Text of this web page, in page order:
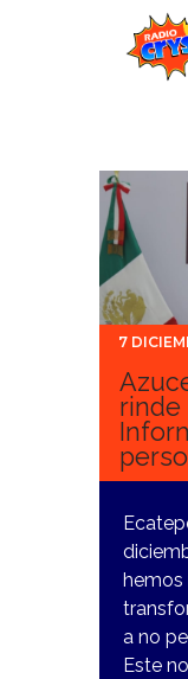
Eventos
Noticias
Para ti
7
rinde
a no
Este